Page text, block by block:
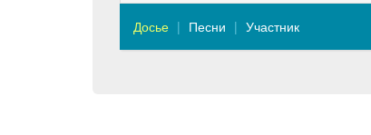
Досье Песни Участник